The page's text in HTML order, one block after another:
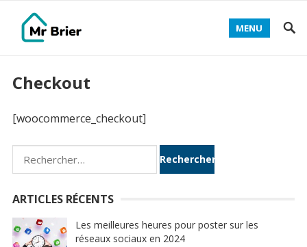
MENU
Checkout
[woocommerce_checkout]
Rechercher :
ARTICLES RÉCENTS
Les meilleures heures pour poster sur les
réseaux sociaux en 2024